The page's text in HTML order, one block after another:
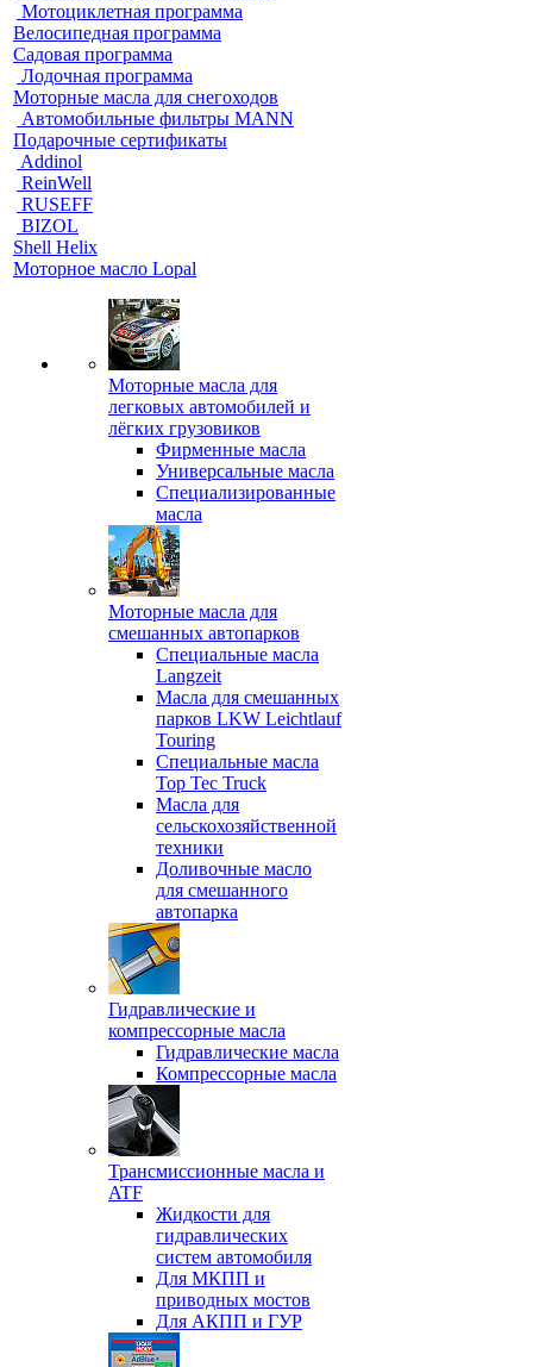
Мотоциклетная программа
Велосипедная программа
Садовая программа
Лодочная программа
Моторные масла для снегоходов
Автомобильные фильтры MANN
Подарочные сертификаты
Addinol
ReinWell
RUSEFF
BIZOL
Shell Helix
Моторное масло Lopal
Моторные масла для
легковых автомобилей и
лёгких грузовиков
Фирменные масла
Универсальные масла
Специализированные
масла
Моторные масла для
смешанных автопарков
Специальные масла
Langzeit
Масла для смешанных
парков LKW Leichtlauf
Touring
Специальные масла
Top Tec Truck
Масла для
сельскохозяйственной
техники
Доливочные масло
для смешанного
автопарка
Гидравлические и
компрессорные масла
Гидравлические масла
Компрессорные масла
Трансмиссионные масла и
ATF
Жидкости для
гидравлических
систем автомобиля
Для МКПП и
приводных мостов
Для АКПП и ГУР